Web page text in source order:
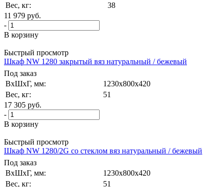
Вес, кг:
38
11 979 руб.
-
В корзину
Быстрый просмотр
Шкаф NW 1280 закрытый вяз натуральный / бежевый
Под заказ
ВxШxГ, мм:
1230x800x420
Вес, кг:
51
17 305 руб.
-
В корзину
Быстрый просмотр
Шкаф NW 1280/2G со стеклом вяз натуральный / бежевый
Под заказ
ВxШxГ, мм:
1230x800x420
Вес, кг:
51